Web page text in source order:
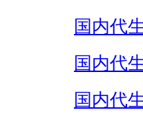
国内代
国内代
国内代